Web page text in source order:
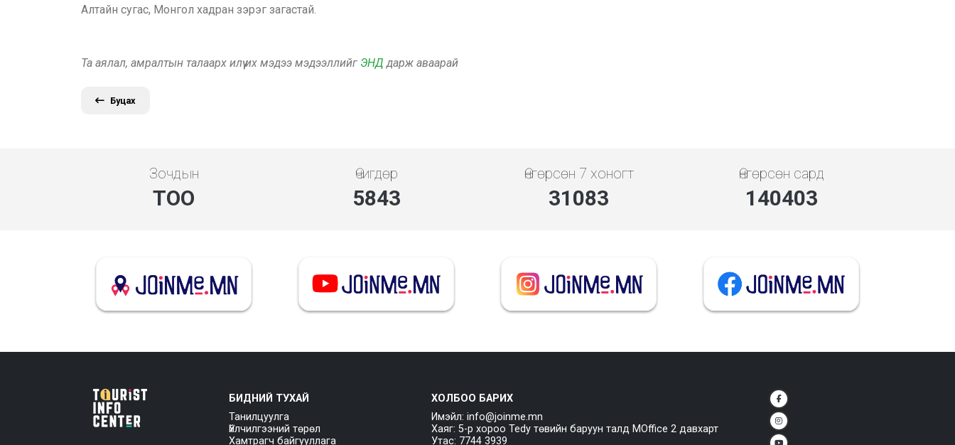
Алтайн сугас, Монгол хадран зэрэг загастай.
Та аялал, амралтын талаарх илүү их мэдээ мэдээллийг ЭНД дарж аваарай
Буцах
Зочдын
ТОО
Өчигдөр
5843
Өнгөрсөн 7 хоногт
31083
Өнгөрсөн сард
140403
БИДНИЙ ТУХАЙ
Танилцуулга
Үйлчилгээний төрөл
Хамтрагч байгууллага
ХОЛБОО БАРИХ
Имэйл: info@joinme.mn
Хаяг: 5-р хороо Tedy төвийн баруун талд MOffice 2 давхарт
Утас: 7744 3939